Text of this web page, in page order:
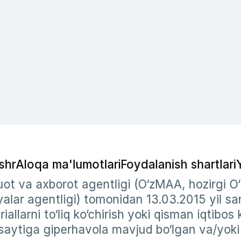
Aloqa ma'lumotlariFoydalanish shartlari
va axborot agentligi (O‘zMAA, hozirgi
agentligi) tomonidan 13.03.2015 yil
to‘liq ko‘chirish yoki qisman
giperhavola mavjud bo‘lgan va/